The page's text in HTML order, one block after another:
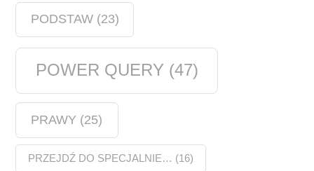
PODSTAW(23)
POWER QUERY (47)
PRAWY (25)
PRZEJDŹ DO SPECJALNIE… (16)